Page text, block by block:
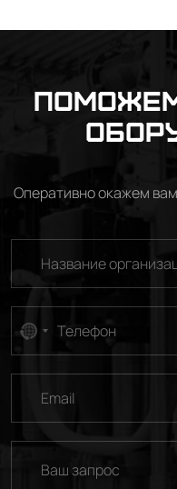
Оперативно окажем
No